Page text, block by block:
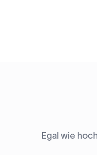
Egal wie